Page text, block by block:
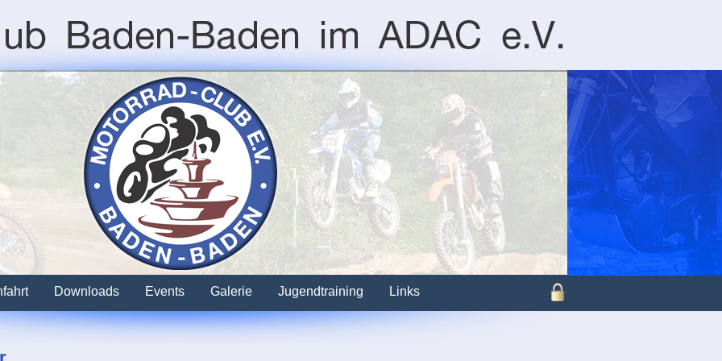
Downloads Events Galerie Jugendtraining Links